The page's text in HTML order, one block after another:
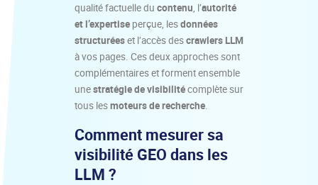
qualité factuelle du contenu, l’autorité
et l’expertiseperçue, lesdonnées
structuréeset l’accès descrawlers LLM
à vos pages. Ces deux approches sont
complémentaires et forment ensemble
unestratégie de visibilitécomplète sur
tous lesmoteurs de recherche.
Comment mesurer sa
visibilité GEO dans les
LLM ?